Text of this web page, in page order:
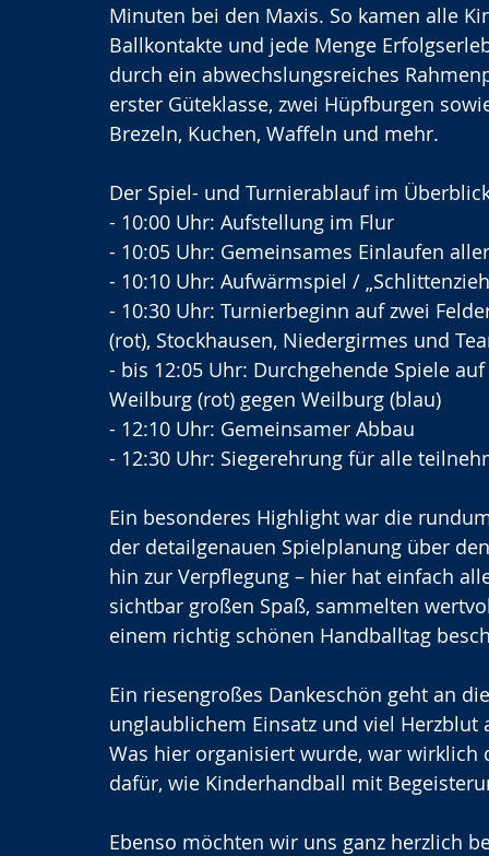
Minuten bei den Maxis. So kamen alle
Ballkontakte und jede Menge
durch ein abwechslungsreiches
erster Güteklasse, zwei Hüpfburgen
Brezeln, Kuchen, Waffeln und mehr.
Der Spiel- und Turnierablauf im
- 10:00 Uhr: Aufstellung im Flur
- 10:05 Uhr: Gemeinsames Einlaufen
- 10:10 Uhr: Aufwärmspiel /
- 10:30 Uhr: Turnierbeginn auf zwei
(rot), Stockhausen, Niedergirmes und
- bis 12:05 Uhr: Durchgehende Spiele
Weilburg (rot) gegen Weilburg (blau)
- 12:10 Uhr: Gemeinsamer Abbau
- 12:30 Uhr: Siegerehrung für alle
Ein besonderes Highlight war die
der detailgenauen Spielplanung über
hin zur Verpflegung – hier hat einfach
sichtbar großen Spaß, sammelten
einem richtig schönen Handballtag
Ein riesengroßes Dankeschön geht an
unglaublichem Einsatz und viel
Was hier organisiert wurde, war
dafür, wie Kinderhandball mit
Ebenso möchten wir uns ganz herzlich